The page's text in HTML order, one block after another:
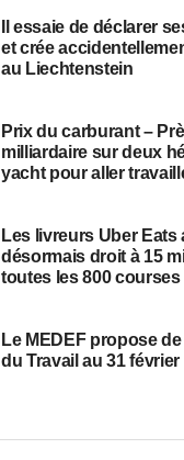
Il essaie de déclarer
et crée
au Liechtenstein
Prix du carburant –
milliardaire sur deux
yacht pour aller
Les livreurs Uber Eats
désormais droit à 15
toutes les 800 courses
Le MEDEF propose
du Travail au 31 février